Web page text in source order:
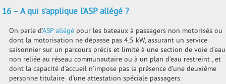
16 – A qui s’applique l’ASP allégé ?
On parle d’ASP allégépour les bateaux à passagers non motorisés ou
dont la motorisation ne dépasse pas 4,5 kW, assurant un service
saisonnier sur un parcours précis et limité à une section de voie d’eau
non reliée au réseau communautaire ou à un plan d’eau restreint , et
dont la capacité d’accueil n’impose pas la présence d’une deuxième
personne titulaire d’une attestation spéciale passagers.